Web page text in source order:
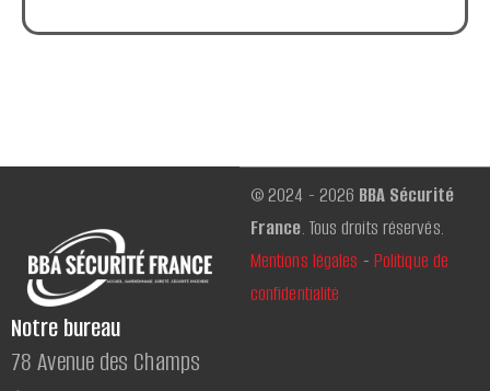
Notre bureau
78 Avenue des Champs
© 2024 - 2026 BBA Sécurité
France. Tous droits réservés.
Mentions légales - Politique de
confidentialité